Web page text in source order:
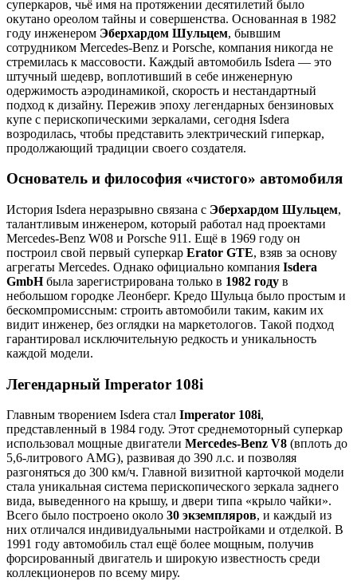
суперкаров, чьё имя на протяжении десятилетий было
окутано ореолом тайны и совершенства. Основанная в 1982
году инженером Эберхардом Шульцем, бывшим
сотрудником Mercedes-Benz и Porsche, компания никогда не
стремилась к массовости. Каждый автомобиль Isdera — это
штучный шедевр, воплотивший в себе инженерную
одержимость аэродинамикой, скорость и нестандартный
подход к дизайну. Пережив эпоху легендарных бензиновых
купе с перископическими зеркалами, сегодня Isdera
возродилась, чтобы представить электрический гиперкар,
продолжающий традиции своего создателя.
Основатель и философия «чистого» автомобиля
История Isdera неразрывно связана с Эберхардом Шульцем,
талантливым инженером, который работал над проектами
Mercedes-Benz W08 и Porsche 911. Ещё в 1969 году он
построил свой первый суперкар Erator GTE, взяв за основу
агрегаты Mercedes. Однако официально компания Isdera
GmbHбыла зарегистрирована только в 1982 году в
небольшом городке Леонберг. Кредо Шульца было простым и
бескомпромиссным: строить автомобили таким, каким их
видит инженер, без оглядки на маркетологов. Такой подход
гарантировал исключительную редкость и уникальность
каждой модели.
Легендарный Imperator 108i
Главным творением Isdera стал Imperator 108i,
представленный в 1984 году. Этот среднемоторный суперкар
использовал мощные двигатели Mercedes-Benz V8 (вплоть до
5,6-литрового AMG), развивая до 390 л.с. и позволяя
разгоняться до 300 км/ч. Главной визитной карточкой модели
стала уникальная система перископического зеркала заднего
вида, выведенного на крышу, и двери типа «крыло чайки».
Всего было построено около 30 экземпляров, и каждый из
них отличался индивидуальными настройками и отделкой. В
1991 году автомобиль стал ещё более мощным, получив
форсированный двигатель и широкую известность среди
коллекционеров по всему миру.